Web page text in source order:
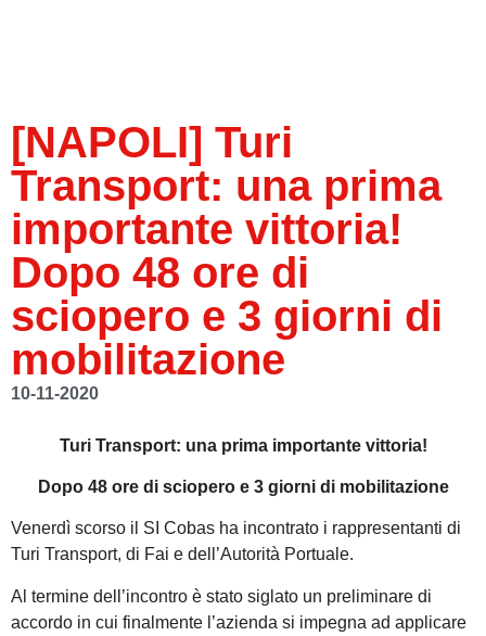
[NAPOLI] Turi
Transport: una prima
importante vittoria!
Dopo 48 ore di
sciopero e 3 giorni di
mobilitazione
10-11-2020
Turi Transport: una prima importante vittoria!
Dopo 48 ore di sciopero e 3 giorni di mobilitazione
Venerdì scorso il SI Cobas ha incontrato i rappresentanti di
Turi Transport, di Fai e dell’Autorità Portuale.
Al termine dell’incontro è stato siglato un preliminare di
accordo in cui finalmente l’azienda si impegna ad applicare